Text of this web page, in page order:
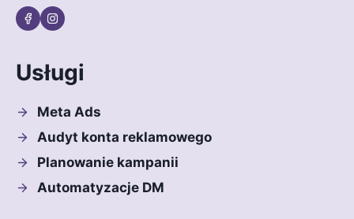
Usługi
Meta Ads
Audyt konta reklamowego
Planowanie kampanii
Automatyzacje DM